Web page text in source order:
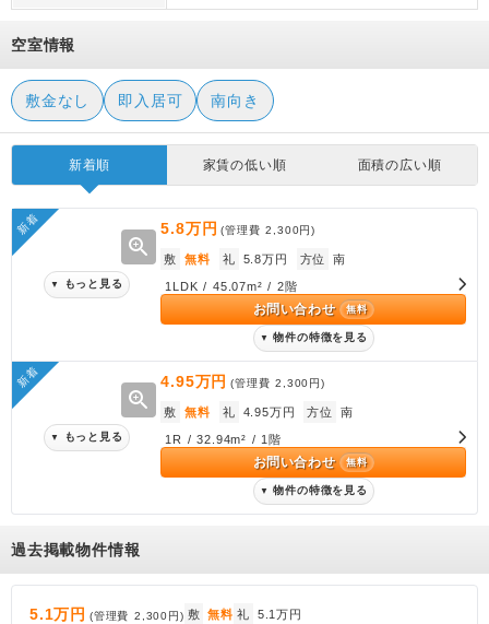
空室情報
敷金なし 即入居可 南向き
新着順 家賃の低い順 面積の広い順
新着
zoom_in
▼ もっと見る
5.8万円 (管理費2,300円)
敷 無料 礼 5.8万円 方位 南
1LDK / 45.07m² / 2階
お問い合わせ 無料
▼ 物件の特徴を見る
新着
zoom_in
▼ もっと見る
4.95万円 (管理費2,300円)
敷 無料 礼 4.95万円 方位 南
1R / 32.94m² / 1階
お問い合わせ 無料
▼ 物件の特徴を見る
過去掲載物件情報
5.1万円 (管理費 2,300円) 敷 無料 礼 5.1万円